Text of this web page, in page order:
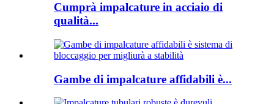
Cumprà impalcature in acciaio di
qualità...
Gambe di impalcature affidabili è...